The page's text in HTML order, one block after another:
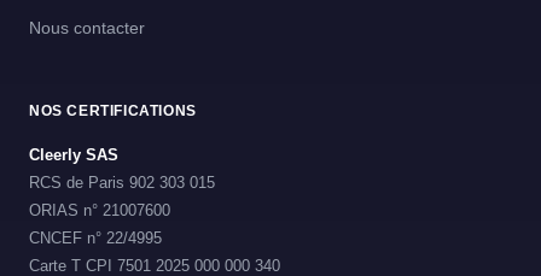
Nous contacter
NOS CERTIFICATIONS
Cleerly SAS
RCS de Paris 902 303 015
ORIAS n° 21007600
CNCEF n° 22/4995
Carte T CPI 7501 2025 000 000 340